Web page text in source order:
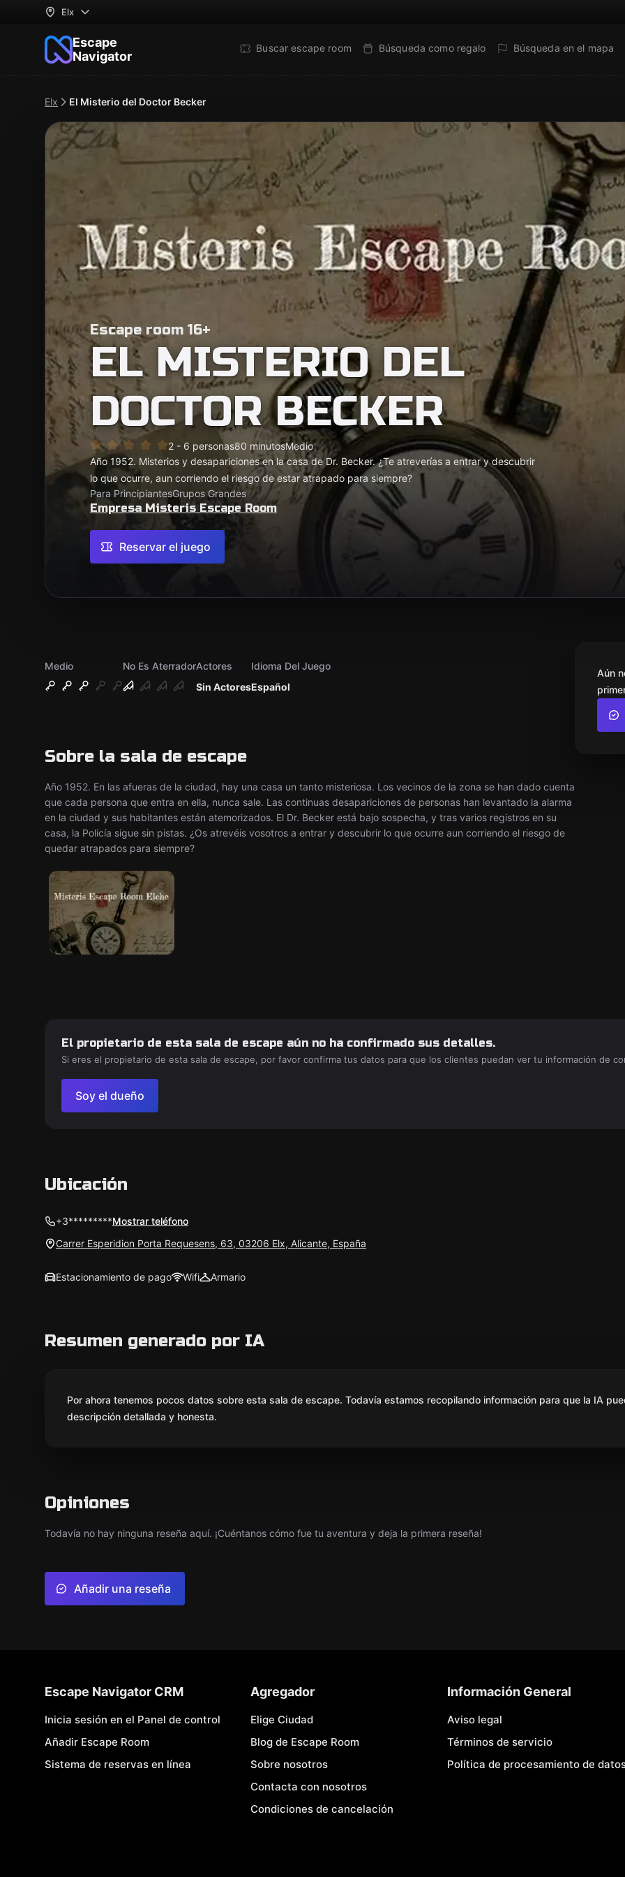
Elx
Escape
Navigator
Buscar escape room Búsqueda como regalo Búsqueda en el mapa
Elx El Misterio del Doctor Becker
Escape room 16+
EL MISTERIO DEL
DOCTOR BECKER
2 - 6 personas80 minutosMedio
Año 1952. Misterios y desapariciones en la casa de Dr. Becker. ¿Te atreverías a entrar y descubrir
lo que ocurre, aun corriendo el riesgo de estar atrapado para siempre?
Para PrincipiantesGrupos Grandes
Empresa Misteris Escape Room
Reservar el juego
Medio
No Es Aterrador
Sin Actores
Actores
Español
Idioma Del Juego
Sobre la sala de escape
Año 1952. En las afueras de la ciudad, hay una casa un tanto misteriosa. Los vecinos de la zona se han dado cuenta
que cada persona que entra en ella, nunca sale. Las continuas desapariciones de personas han levantado la alarma
en la ciudad y sus habitantes están atemorizados. El Dr. Becker está bajo sospecha, y tras varios registros en su
casa, la Policía sigue sin pistas. ¿Os atrevéis vosotros a entrar y descubrir lo que ocurre aun corriendo el riesgo de
quedar atrapados para siempre?
Aún
El propietario de esta sala de escape aún no ha confirmado sus detalles.
Si eres el propietario de esta sala de escape, por favor confirma tus datos para que los clientes puedan ver tu información de
Soy el dueño
Ubicación
+3*********Mostrar teléfono
Carrer Esperidion Porta Requesens, 63, 03206 Elx, Alicante, España
Estacionamiento de pago Wifi Armario
Resumen generado por IA
Por ahora tenemos pocos datos sobre esta sala de escape. Todavía estamos recopilando información para que la IA
descripción detallada y honesta.
Opiniones
Todavía no hay ninguna reseña aquí. ¡Cuéntanos cómo fue tu aventura y deja la primera reseña!
Añadir una reseña
Escape Navigator CRM
Inicia sesión en el Panel de control
Añadir Escape Room
Sistema de reservas en línea
Agregador
Elige Ciudad
Blog de Escape Room
Sobre nosotros
Contacta con nosotros
Condiciones de cancelación
Información General
Aviso legal
Términos de servicio
Política de procesamiento de